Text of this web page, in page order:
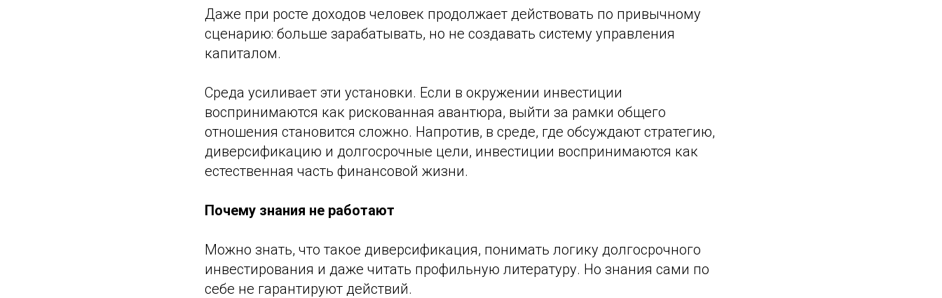
Даже при росте доходов человек продолжает действовать по привычному
сценарию: больше зарабатывать, но не создавать систему управления
капиталом.
Среда усиливает эти установки. Если в окружении инвестиции
воспринимаются как рискованная авантюра, выйти за рамки общего
отношения становится сложно. Напротив, в среде, где обсуждают стратегию,
диверсификацию и долгосрочные цели, инвестиции воспринимаются как
естественная часть финансовой жизни.
Почему знания не работают
Можно знать, что такое диверсификация, понимать логику долгосрочного
инвестирования и даже читать профильную литературу. Но знания сами по
себе не гарантируют действий.